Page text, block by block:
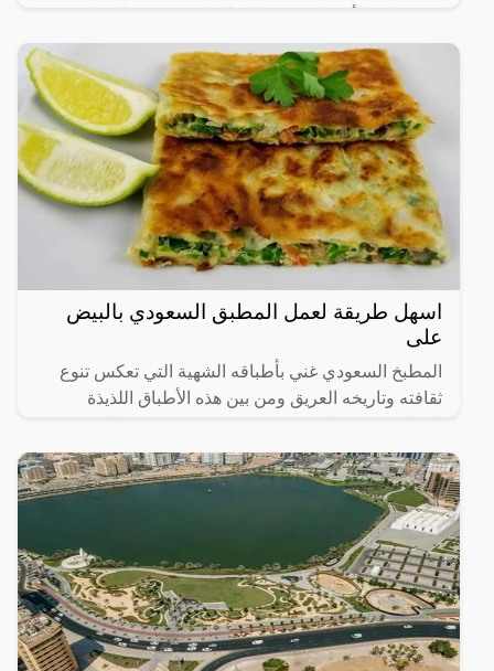
المختلفة لها،
اسهل طريقة لعمل المطبق السعودي بالبيض
على
المطبخ السعودي غني بأطباقه الشهية التي تعكس تنوع
ثقافته وتاريخه العريق ومن بين هذه الأطباق اللذيذة
واللحم المفروم